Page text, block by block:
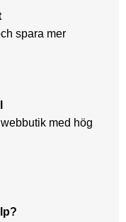
spara mer
med hög